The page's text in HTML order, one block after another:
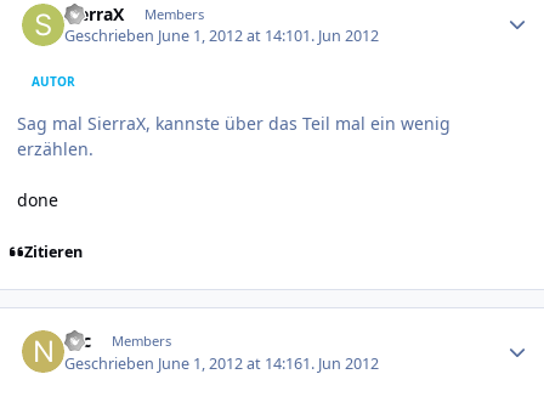
SierraX Members
Geschrieben June 1, 2012 at 14:101. Jun 2012
AUTOR
Sag mal SierraX, kannste über das Teil mal ein wenig
erzählen.
done
Zitieren
Nic Members
Geschrieben June 1, 2012 at 14:161. Jun 2012